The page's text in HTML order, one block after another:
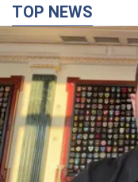
"Захист нашого
антибалістику
підтримку
Європейські партнери
4 часа назад 48,5 т.
"Балістика
обговорити